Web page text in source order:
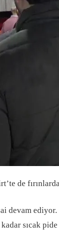
de
devam
sıcak